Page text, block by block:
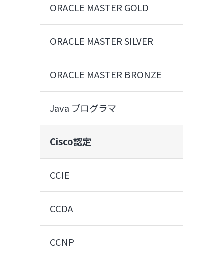
ORACLE MASTER GOLD
ORACLE MASTER SILVER
ORACLE MASTER BRONZE
Java プログラマ
Cisco認定
CCIE
CCDA
CCNP